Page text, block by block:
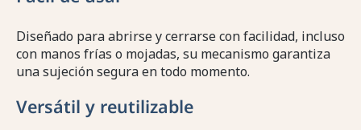
Diseñado para abrirse y cerrarse con facilidad, incluso
con manos frías o mojadas, su mecanismo garantiza
una sujeción segura en todo momento.
Versátil y reutilizable